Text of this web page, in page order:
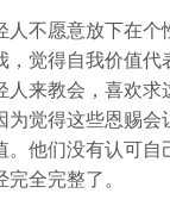
人不愿意放下在个
，觉得自我价值代
人来教会，喜欢求
为觉得这些恩赐会
。他们没有认可自
全完整了。